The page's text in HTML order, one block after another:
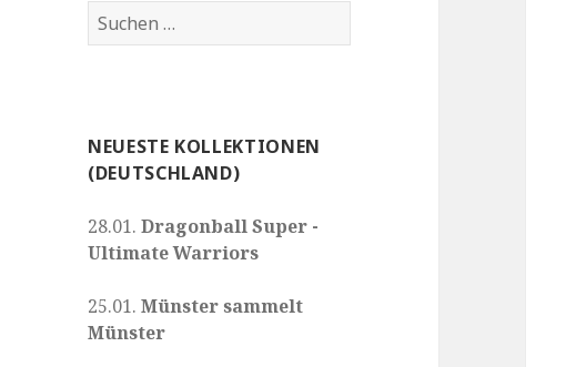
Suchen
nach:
NEUESTE KOLLEKTIONEN
(DEUTSCHLAND)
28.01.Dragonball Super -
Ultimate Warriors
25.01.Münster sammelt
Münster